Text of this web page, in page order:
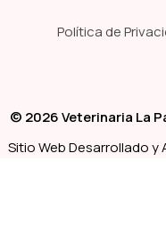
Política de
© 2026 Veterinaria La
Sitio Web Desarrollado y